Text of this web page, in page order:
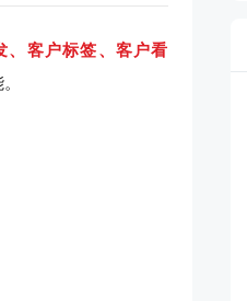
、客户标签、客户看
。